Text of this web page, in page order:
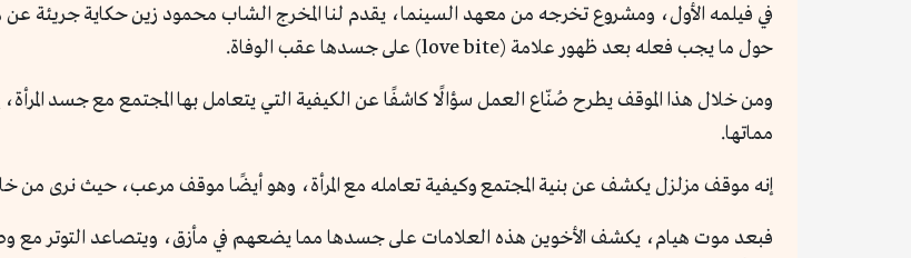
في فيلمه الأول، ومشروع تخرجه من معهد السينما، يقدم لنا المخرج الشاب محمود زين حكاية جريئة عن
حول ما يجب فعله بعد ظهور علامة (love bite) على جسدها عقب الوفاة.
ومن خلال هذا الموقف يطرح صُنّاع العمل سؤالًا كاشفًا عن الكيفية التي يتعامل بها المجتمع مع جسد
مماتها.
إنه موقف مزلزل يكشف عن بنية المجتمع وكيفية تعامله مع المرأة، وهو أيضًا موقف مرعب، حيث نرى من
فبعد موت هيام، يكشف الأخوين هذه العلامات على جسدها مما يضعهم في مأزق، ويتصاعد التوتر مع